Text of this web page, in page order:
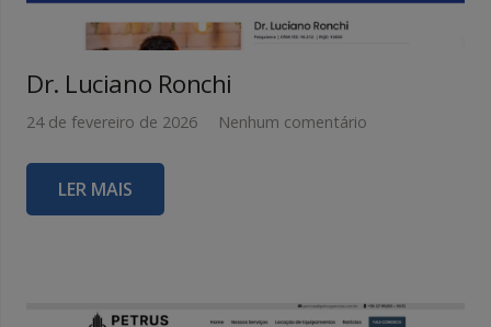
Dr. Luciano Ronchi
24 de fevereiro de 2026 Nenhum comentário
LER MAIS